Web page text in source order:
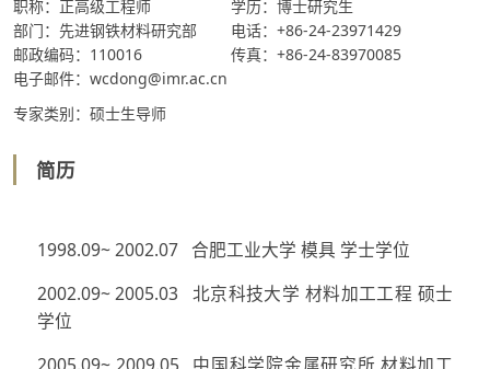
职称：正高级工程师
学历：博士研究生
部门：先进钢铁材料研究部
电话：+86-24-23971429
邮政编码：110016
传真：+86-24-83970085
电子邮件：wcdong@imr.ac.cn
专家类别：硕士生导师
简历
1998.09~ 2002.07 合肥工业大学 模具 学士学位
2002.09~ 2005.03 北京科技大学 材料加工工程 硕士
学位